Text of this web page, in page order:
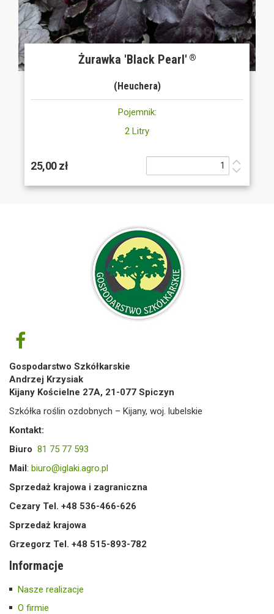
Żurawka 'Black Pearl' ®
(Heuchera)
Pojemnik:
2 Litry
25,00 zł
Gospodarstwo Szkółkarskie
Andrzej Krzysiak
Kijany Kościelne 27A, 21-077 Spiczyn
Szkółka roślin ozdobnych – Kijany, woj. lubelskie
Kontakt:
Biuro 81 75 77 593
Mail: biuro@iglaki.agro.pl
Sprzedaż krajowa i zagraniczna
Cezary Tel. +48 536-466-626
Sprzedaż krajowa
Grzegorz Tel. +48 515-893-782
Informacje
Nasze realizacje
O firmie